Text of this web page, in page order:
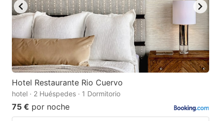
Hotel Restaurante Rio Cuervo
hotel · 2 Huéspedes · 1 Dormitorio
75 € por noche